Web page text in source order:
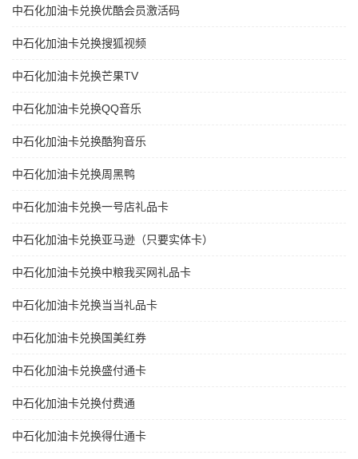
中石化加油卡兑换优酷会员激活码
中石化加油卡兑换搜狐视频
中石化加油卡兑换芒果TV
中石化加油卡兑换QQ音乐
中石化加油卡兑换酷狗音乐
中石化加油卡兑换周黑鸭
中石化加油卡兑换一号店礼品卡
中石化加油卡兑换亚马逊（只要实体卡）
中石化加油卡兑换中粮我买网礼品卡
中石化加油卡兑换当当礼品卡
中石化加油卡兑换国美红券
中石化加油卡兑换盛付通卡
中石化加油卡兑换付费通
中石化加油卡兑换得仕通卡